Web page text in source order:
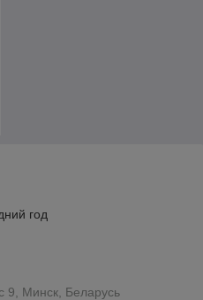
год
9, Минск, Беларусь